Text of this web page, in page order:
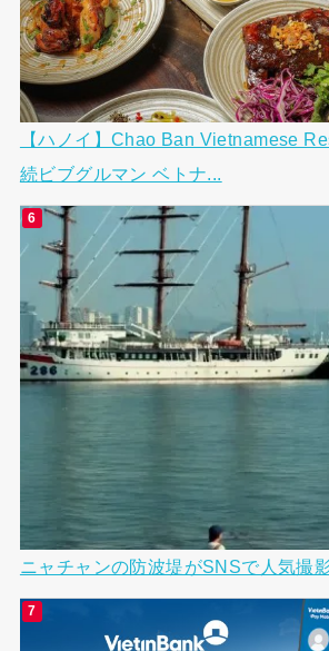
【ハノイ】Chao Ban Vietnamese
続ビブグルマン ベトナ...
ニャチャンの防波堤がSNSで人気撮